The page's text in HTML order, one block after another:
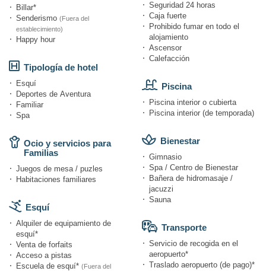
Billar*
Senderismo (Fuera del
establecimiento)
Happy hour
Tipología de hotel
Esquí
Deportes de Aventura
Familiar
Spa
Ocio y servicios para
Familias
Juegos de mesa / puzles
Habitaciones familiares
Esquí
Alquiler de equipamiento de
esquí*
Venta de forfaits
Acceso a pistas
Escuela de esquí* (Fuera del
Seguridad 24 horas
Caja fuerte
Prohibido fumar en todo el
alojamiento
Ascensor
Calefacción
Piscina
Piscina interior o cubierta
Piscina interior (de temporada)
Bienestar
Gimnasio
Spa / Centro de Bienestar
Bañera de hidromasaje /
jacuzzi
Sauna
Transporte
Servicio de recogida en el
aeropuerto*
Traslado aeropuerto (de pago)*